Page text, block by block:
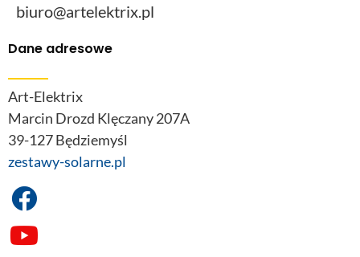
biuro@artelektrix.pl
Dane adresowe
Art-Elektrix
Marcin Drozd Klęczany 207A
39-127 Będziemyśl
zestawy-solarne.pl